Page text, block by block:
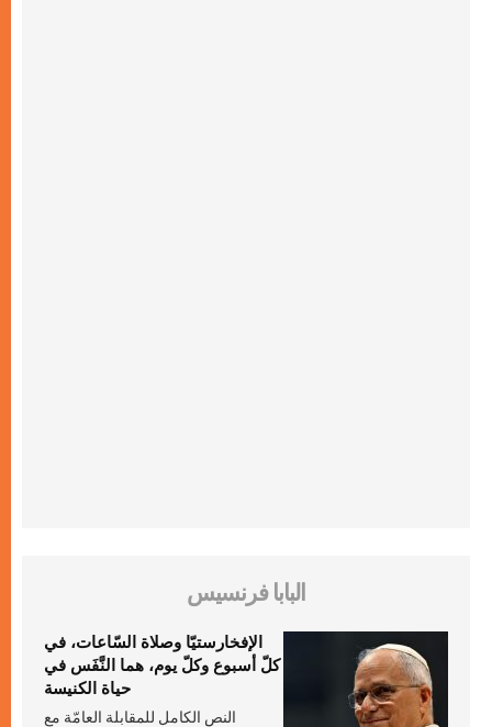
البابا فرنسيس
الإفخارستيّا وصلاة السّاعات، في
كلّ أسبوع وكلّ يوم، هما النَّفَس في
حياة الكنيسة
النص الكامل للمقابلة العامّة مع